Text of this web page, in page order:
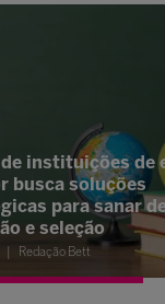
instituições de
busca soluções
para sanar
e seleção
Redação Bett